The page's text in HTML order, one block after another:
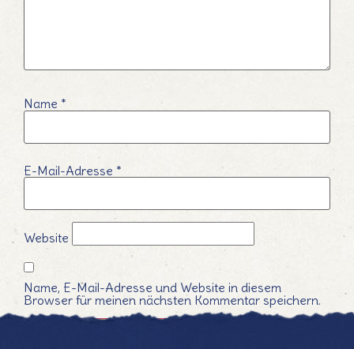
Name *
E-Mail-Adresse *
Website
Name, E-Mail-Adresse und Website in diesem
Browser für meinen nächsten Kommentar speichern.